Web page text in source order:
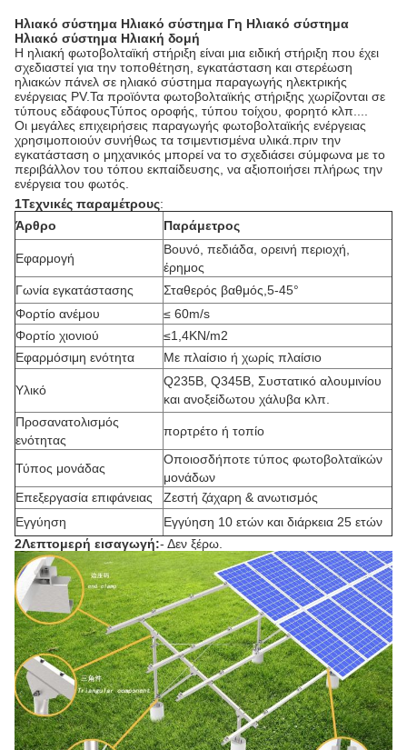
Ηλιακό σύστημα Ηλιακό σύστημα Γη Ηλιακό σύστημα
Ηλιακό σύστημα Ηλιακή δομή
Η ηλιακή φωτοβολταϊκή στήριξη είναι μια ειδική στήριξη που έχει
σχεδιαστεί για την τοποθέτηση, εγκατάσταση και στερέωση
ηλιακών πάνελ σε ηλιακό σύστημα παραγωγής ηλεκτρικής
ενέργειας PV.Τα προϊόντα φωτοβολταϊκής στήριξης χωρίζονται σε
τύπους εδάφουςΤύπος οροφής, τύπου τοίχου, φορητό κλπ....
Οι μεγάλες επιχειρήσεις παραγωγής φωτοβολταϊκής ενέργειας
χρησιμοποιούν συνήθως τα τσιμεντισμένα υλικά.πριν την
εγκατάσταση ο μηχανικός μπορεί να το σχεδιάσει σύμφωνα με το
περιβάλλον του τόπου εκπαίδευσης, να αξιοποιήσει πλήρως την
ενέργεια του φωτός.
1Τεχνικές παραμέτρους:
Άρθρο
Παράμετρος
Εφαρμογή
Βουνό, πεδιάδα, ορεινή περιοχή,
έρημος
Γωνία εγκατάστασης
Σταθερός βαθμός,5-45°
Φορτίο ανέμου
≤ 60m/s
Φορτίο χιονιού
≤1,4KN/m2
Εφαρμόσιμη ενότητα
Με πλαίσιο ή χωρίς πλαίσιο
Υλικό
Q235B, Q345B, Συστατικό αλουμινίου
και ανοξείδωτου χάλυβα κλπ.
Προσανατολισμός
ενότητας
πορτρέτο ή τοπίο
Τύπος μονάδας
Οποιοσδήποτε τύπος φωτοβολταϊκών
μονάδων
Επεξεργασία επιφάνειας
Ζεστή ζάχαρη & ανωτισμός
Εγγύηση
Εγγύηση 10 ετών και διάρκεια 25 ετών
2Λεπτομερή εισαγωγή:- Δεν ξέρω.